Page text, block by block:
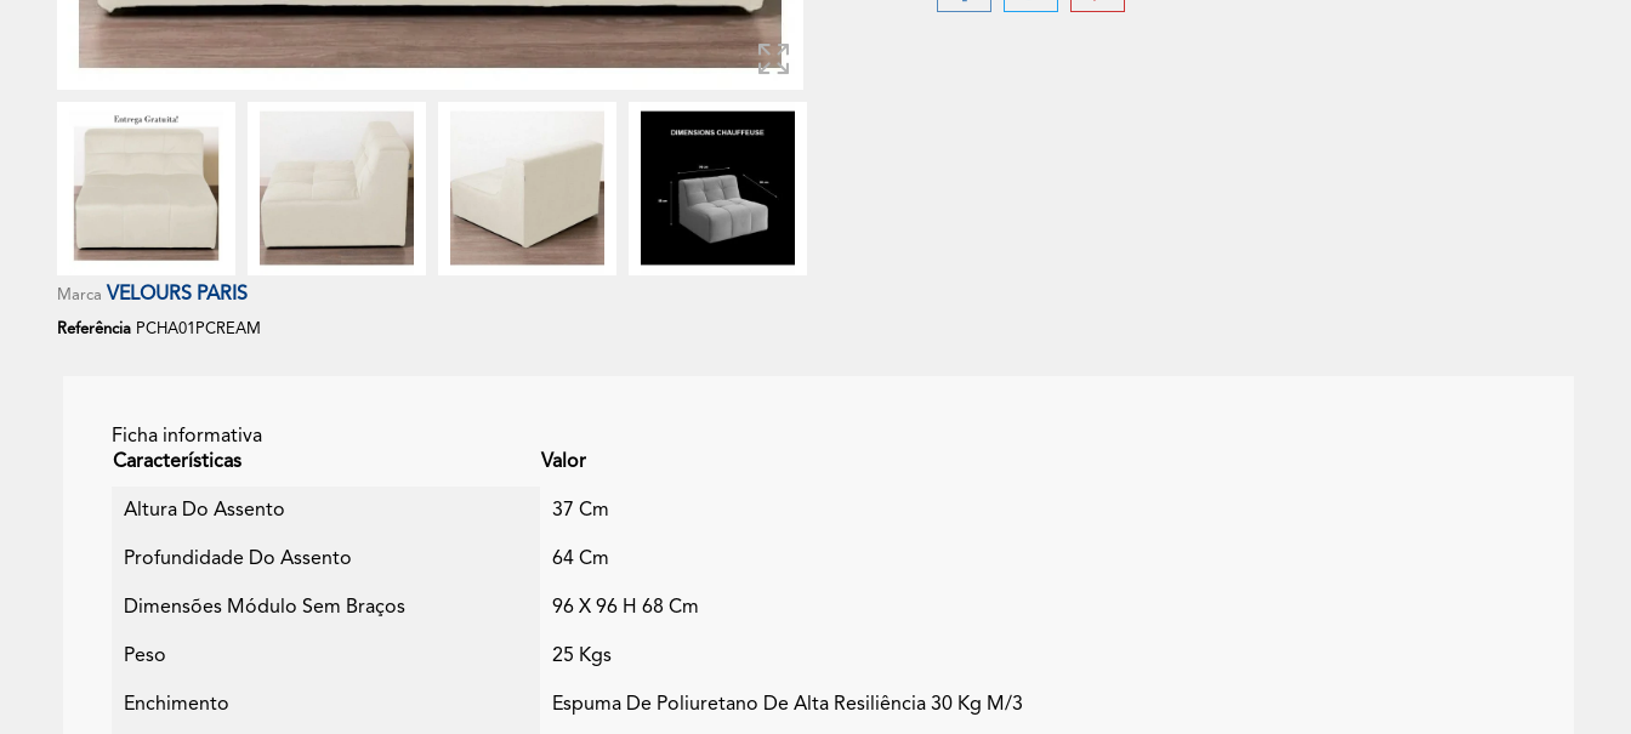
Marca VELOURS PARIS
Referência PCHA01PCREAM
Ficha informativa
Características
Valor
Altura Do Assento 37 Cm
Profundidade Do Assento 64 Cm
Dimensões Módulo Sem Braços 96 X 96 H 68 Cm
Peso 25 Kgs
Enchimento Espuma De Poliuretano De Alta Resiliência 30 Kg M/3